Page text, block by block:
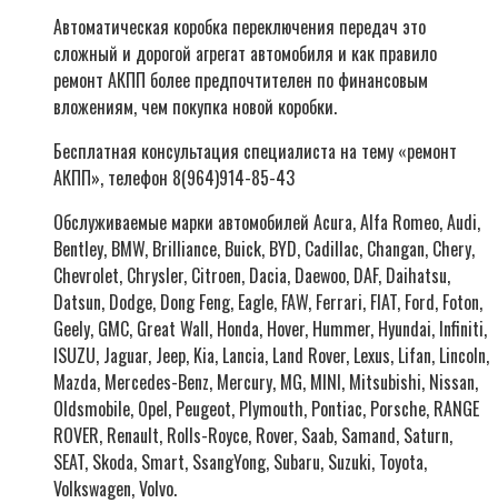
Автоматическая коробка переключения передач это
сложный и дорогой агрегат автомобиля и как правило
ремонт АКПП более предпочтителен по финансовым
вложениям, чем покупка новой коробки.
Бесплатная консультация специалиста на тему «ремонт
АКПП», телефон 8(964)914-85-43
Обслуживаемые марки автомобилей Acura, Alfa Romeo, Audi,
Bentley, BMW, Brilliance, Buick, BYD, Cadillac, Changan, Chery,
Chevrolet, Chrysler, Citroen, Dacia, Daewoo, DAF, Daihatsu,
Datsun, Dodge, Dong Feng, Eagle, FAW, Ferrari, FIAT, Ford, Foton,
Geely, GMC, Great Wall, Honda, Hover, Hummer, Hyundai, Infiniti,
ISUZU, Jaguar, Jeep, Kia, Lancia, Land Rover, Lexus, Lifan, Lincoln,
Mazda, Mercedes-Benz, Mercury, MG, MINI, Mitsubishi, Nissan,
Oldsmobile, Opel, Peugeot, Plymouth, Pontiac, Porsche, RANGE
ROVER, Renault, Rolls-Royce, Rover, Saab, Samand, Saturn,
SEAT, Skoda, Smart, SsangYong, Subaru, Suzuki, Toyota,
Volkswagen, Volvo.